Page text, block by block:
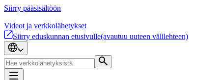
Siirry pääsisältöön
Videot ja verkkolähetykset
Siirry eduskunnan etusivulle(avautuu uuteen välilehteen)